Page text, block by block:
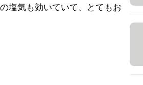
塩気も効いていて、とてもお